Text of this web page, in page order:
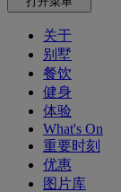
关于
别墅
餐饮
健身
体验
What's On
重要时刻
优惠
图片库